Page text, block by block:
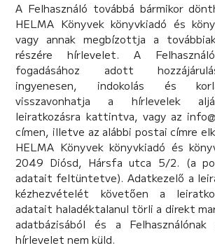
A Felhasználó továbbá bármikor
HELMA Könyvek könyvkiadó és
vagy annak megbízottja a
részére hírlevelet. A
fogadásához adott
ingyenesen, indokolás és
visszavonhatja a hírlevelek
leiratkozásra kattintva, vagy az
címen, illetve az alábbi postai címre
HELMA Könyvek könyvkiadó és
2049 Diósd, Hársfa utca 5/2. (a
adatait feltüntetve). Adatkezelő a
kézhezvételét követően a
adatait haladéktalanul törli a direkt
adatbázisából és a Felhasználónak
hírlevelet nem küld.